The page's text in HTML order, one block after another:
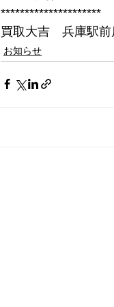
*********************
買取大吉　兵庫駅前
お知らせ